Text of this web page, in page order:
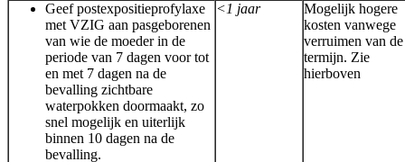
Geef postexpositieprofylaxe
met VZIG aan pasgeborenen
van wie de moeder in de
periode van 7 dagen voor tot
en met 7 dagen na de
bevalling zichtbare
waterpokken doormaakt, zo
snel mogelijk en uiterlijk
binnen 10 dagen na de
bevalling.
<1 jaar
Mogelijk hogere
kosten vanwege
verruimen van de
termijn. Zie
hierboven